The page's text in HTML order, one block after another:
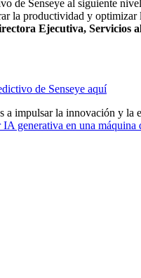
de Senseye al siguiente
la productividad y optimizar
Ejecutiva, Servicios
de Senseye aquí
a impulsar la innovación y la
generativa en una máquina